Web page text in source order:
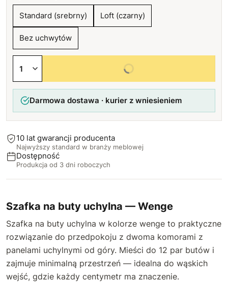
Standard (srebrny) Loft (czarny)
Bez uchwytów
Wybierz wszystkie opcje
Darmowa dostawa · kurier z wniesieniem
10 lat gwarancji producenta
Najwyższy standard w branży meblowej
Dostępność
Produkcja od 3 dni roboczych
Szafka na buty uchylna — Wenge
Szafka na buty uchylna w kolorze wenge to praktyczne
rozwiązanie do przedpokoju z dwoma komorami z
panelami uchylnymi od góry. Mieści do 12 par butów i
zajmuje minimalną przestrzeń — idealna do wąskich
wejść, gdzie każdy centymetr ma znaczenie.